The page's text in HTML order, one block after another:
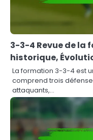
3-3-4 Revue de la
historique,
La formation 3-3-4 est
comprend trois
attaquants,…